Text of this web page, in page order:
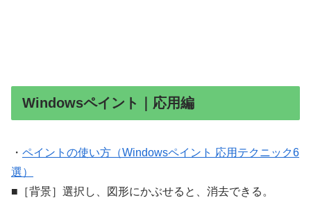
Windowsペイント｜応用編
・ ペイントの使い方（Windowsペイント 応用テクニック6
選）
■［背景］選択し、図形にかぶせると、消去できる。